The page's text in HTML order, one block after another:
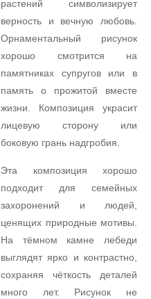
растений символизирует
верность и вечную любовь.
Орнаментальный рисунок
хорошо смотрится на
памятниках супругов или в
память о прожитой вместе
жизни. Композиция украсит
лицевую сторону или
боковую грань надгробия.
Эта композиция хорошо
подходит для семейных
захоронений и людей,
ценящих природные мотивы.
На тёмном камне лебеди
выглядят ярко и контрастно,
сохраняя чёткость деталей
много лет. Рисунок не